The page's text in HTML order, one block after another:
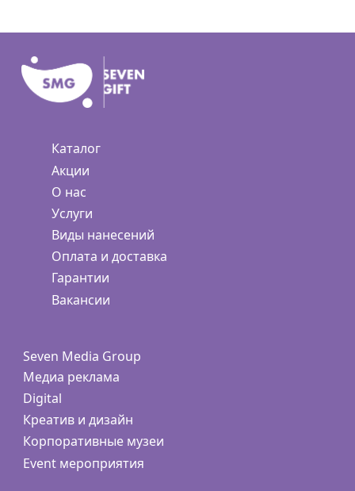
Каталог
Акции
О нас
Услуги
Виды нанесений
Оплата и доставка
Гарантии
Вакансии
Seven Media Group
Медиа реклама
Digital
Креатив и дизайн
Корпоративные музеи
Event мероприятия